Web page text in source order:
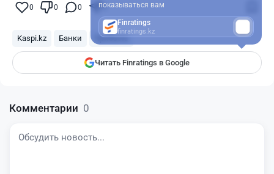
0 0 0 0
Kaspi.kz Банки Прибыль
Читать Finratings в Google
показываться вам
Finratings
finratings.kz
Комментарии 0